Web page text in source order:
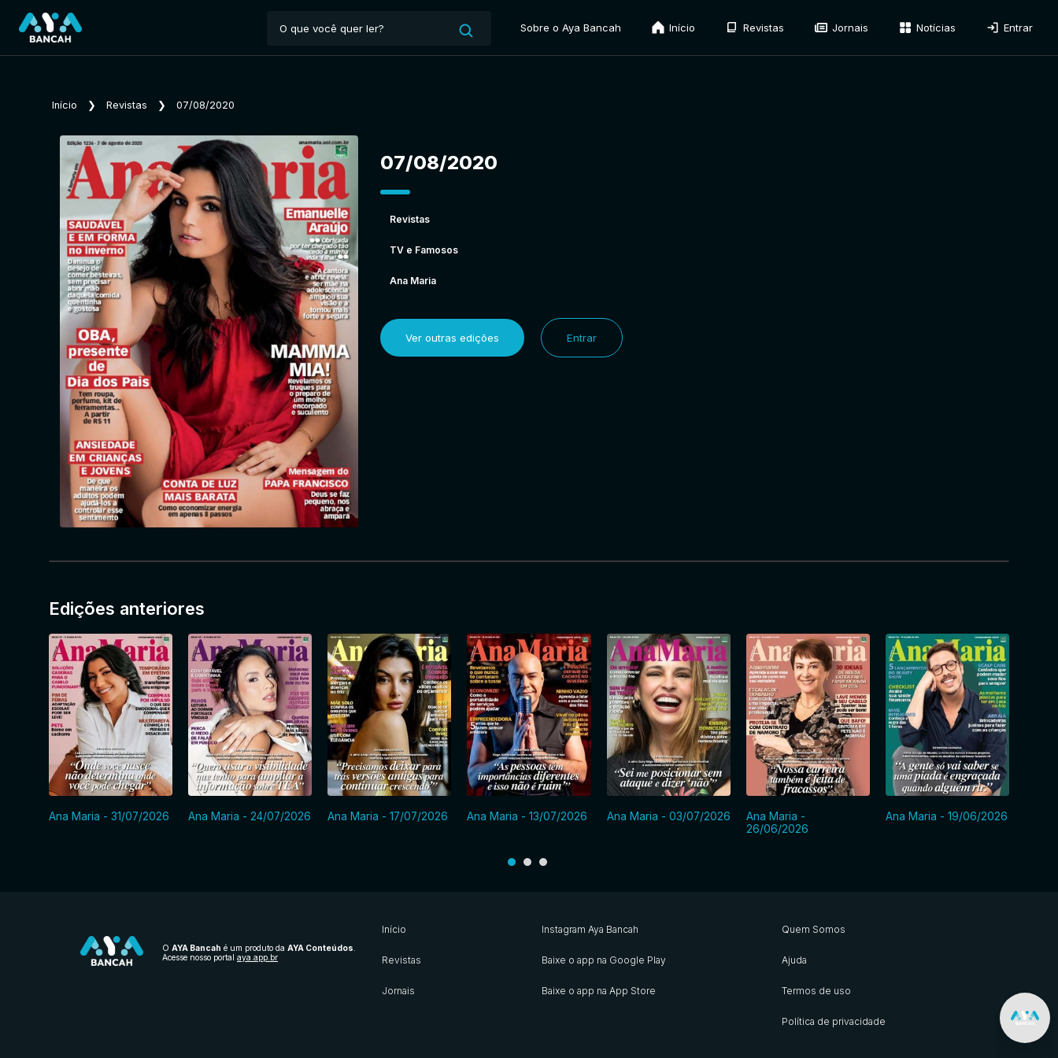
Sobre o Aya Bancah Início Revistas Jornais Notícias Entrar
Início ❯ Revistas ❯ 07/08/2020
07/08/2020
Revistas
TV e Famosos
Ana Maria
Ver outras edições Entrar
Edições anteriores
Ana Maria - 31/07/2026 Ana Maria - 24/07/2026 Ana Maria - 17/07/2026 Ana Maria - 13/07/2026 Ana Maria - 03/07/2026
Ana Maria -
26/06/2026
Ana Maria - 19/06/2026
O AYA Bancah é um produto da AYA Conteúdos
Acesse nosso portal aya.app.br
Início
Revistas
Jornais
Instagram Aya Bancah
Baixe o app na Google Play
Baixe o app na App Store
Quem Somos
Ajuda
Termos de uso
Política de privacidade